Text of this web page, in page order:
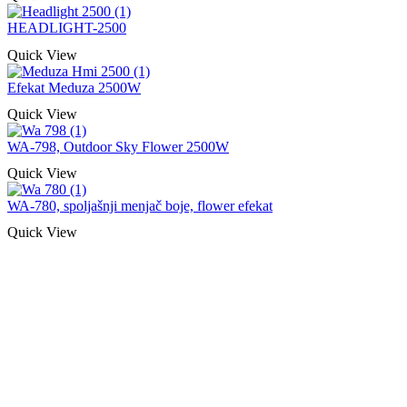
HEADLIGHT-2500
Quick View
Efekat Meduza 2500W
Quick View
WA-798, Outdoor Sky Flower 2500W
Quick View
WA-780, spoljašnji menjač boje, flower efekat
Quick View